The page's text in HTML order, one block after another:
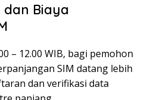
Biaya
– 12.00 WIB, bagi pemohon
SIM datang lebih
dan verifikasi data